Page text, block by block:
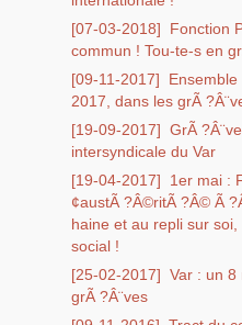
[07-03-2018]
Fonction
commun ! Tou-te-s en
[09-11-2017]
2017, dans les grÃ
[19-09-2017] GrÃ
intersyndicale du Var
[19-04-2017]
1er mai :
¢austÃ ?Â©ritÃ ?Â© Ã
haine et au repli sur
social !
[25-02-2017] Var : un 8
grÃ ?Â¨ves